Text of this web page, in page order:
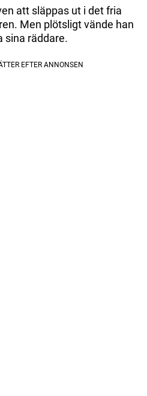
att släppas ut i det fria
Men plötsligt vände han
sina räddare.